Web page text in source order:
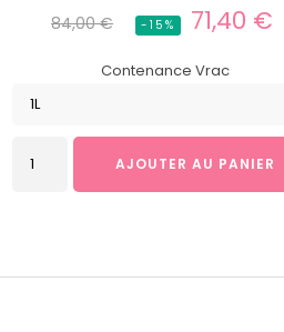
Prix
84,00 € -15%
Prix
71,40 €
Contenance Vrac
AJOUTER AU PANIER